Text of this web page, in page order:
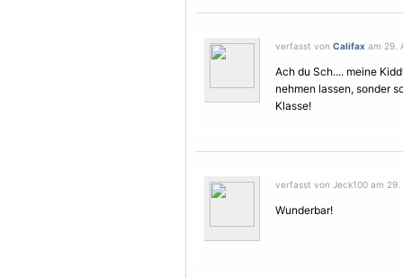
verfasst von Califax am 29.
Ach du Sch.... meine
nehmen lassen, sonder
Klasse!
verfasst von Jeck100 am 29.
Wunderbar!